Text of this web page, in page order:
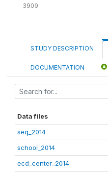
3909
STUDY DESCRIPTION
DOCUMENTATION
Data files
seq_2014
school_2014
ecd_center_2014